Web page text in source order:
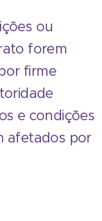
ou
forem
firme
e condições
afetados por